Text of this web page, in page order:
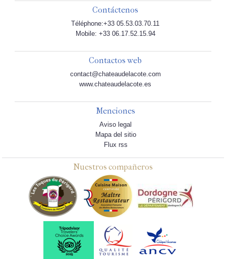
Contáctenos
Téléphone:+33 05.53.03.70.11
Mobile: +33 06.17.52.15.94
Contactos web
contact@chateaudelacote.com
www.chateaudelacote.es
Menciones
Aviso legal
Mapa del sitio
Flux rss
Nuestros compañeros